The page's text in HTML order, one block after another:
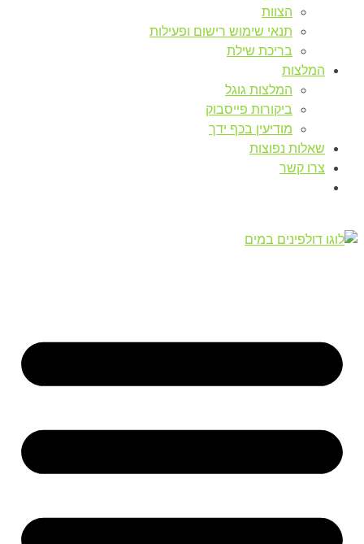
הצוות
תנאי שימוש רישום ופעילות
בריכת שילת
המלצות
המלצות גוגל
ביקורות פייסבוק
מודיעין בכף ידך
שאלות נפוצות
צרו קשר